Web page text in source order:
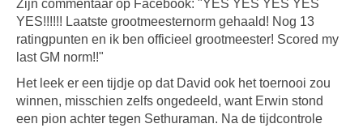
Zijn commentaar op Facebook: "YES YES YES YES
YES!!!!!! Laatste grootmeesternorm gehaald! Nog 13
ratingpunten en ik ben officieel grootmeester! Scored my
last GM norm!!"
Het leek er een tijdje op dat David ook het toernooi zou
winnen, misschien zelfs ongedeeld, want Erwin stond
een pion achter tegen Sethuraman. Na de tijdcontrole